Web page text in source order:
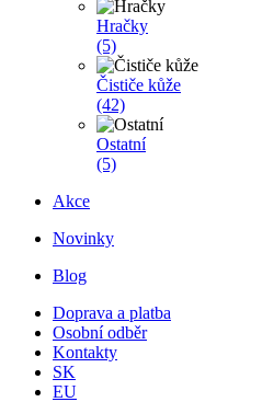
Hračky
(5)
Čističe kůže
(42)
Ostatní
(5)
Akce
Novinky
Blog
Doprava a platba
Osobní odběr
Kontakty
SK
EU